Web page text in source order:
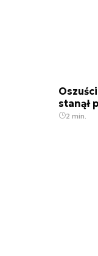
stanął
2 min.